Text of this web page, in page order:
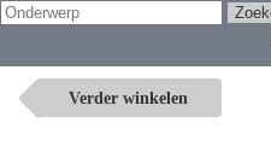
Verder winkelen